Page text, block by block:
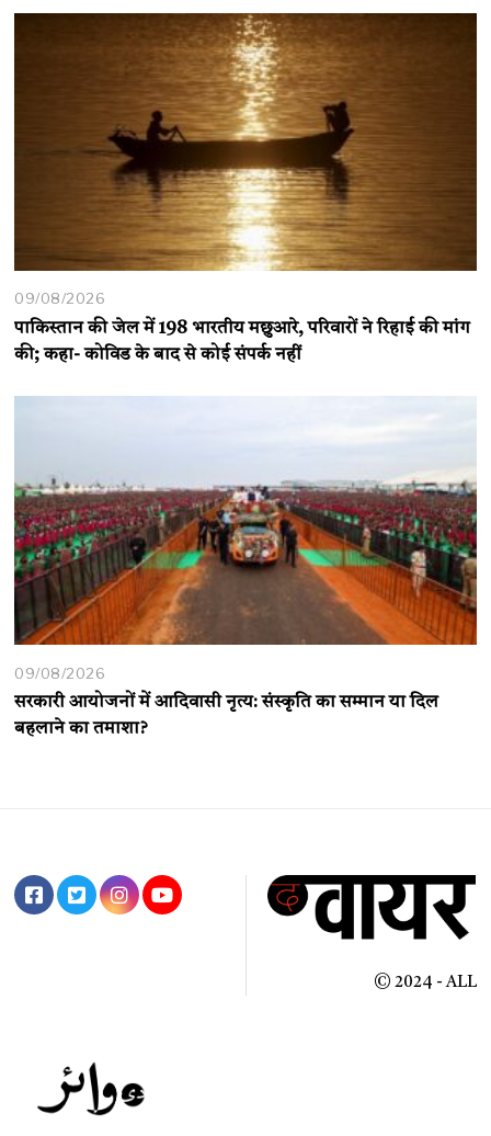
09/08/2026
पाकिस्तान की जेल में 198 भारतीय मछुआरे, परिवारों ने रिहाई की मांग
की; कहा- कोविड के बाद से कोई संपर्क नहीं
09/08/2026
सरकारी आयोजनों में आदिवासी नृत्य: संस्कृति का सम्मान या दिल
बहलाने का तमाशा?
© 2024 - ALL